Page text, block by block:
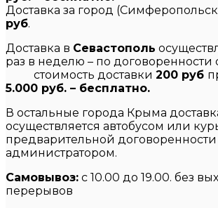
Доставка за город
руб.
Доставка в Севастополь
раз в неделю – по
стоимость доставки 200 руб
5.000 руб. – бесплатно.
В остальные города Крыма
осуществляется автобусом или
предварительной договоренности
администратором.
Самовывоз: с 10.00 до 19.00. без
перерывов